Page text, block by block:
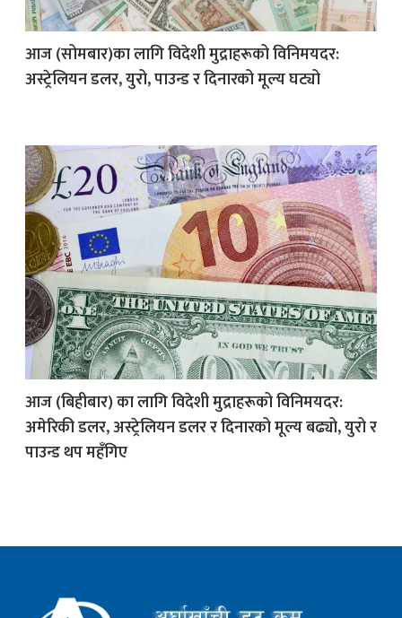
आज (सोमबार)का लागि विदेशी मुद्राहरूको विनिमयदर:
अस्ट्रेलियन डलर, युरो, पाउन्ड र दिनारको मूल्य घट्यो
आज (बिहीबार) का लागि विदेशी मुद्राहरूको विनिमयदर:
अमेरिकी डलर, अस्ट्रेलियन डलर र दिनारको मूल्य बढ्यो, युरो र
पाउन्ड थप महँगिए